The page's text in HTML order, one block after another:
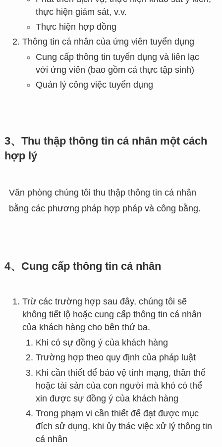
thực hiện giám sát, v.v.
Thực hiện hợp đồng
Thông tin cá nhân của ứng viên tuyển dụng
Cung cấp thông tin tuyển dụng và liên lạc
với ứng viên (bao gồm cả thực tập sinh)
Quản lý công việc tuyển dụng
3、Thu thập thông tin cá nhân một cách
hợp lý
Văn phòng chúng tôi thu thập thông tin cá nhân
bằng các phương pháp hợp pháp và công bằng.
4、Cung cấp thông tin cá nhân
Trừ các trường hợp sau đây, chúng tôi sẽ
không tiết lộ hoặc cung cấp thông tin cá nhân
của khách hàng cho bên thứ ba.
Khi có sự đồng ý của khách hàng
Trường hợp theo quy định của pháp luật
Khi cần thiết để bảo vệ tính mạng, thân thể
hoặc tài sản của con người mà khó có thể
xin được sự đồng ý của khách hàng
Trong phạm vi cần thiết để đạt được mục
đích sử dụng, khi ủy thác việc xử lý thông tin
cá nhân